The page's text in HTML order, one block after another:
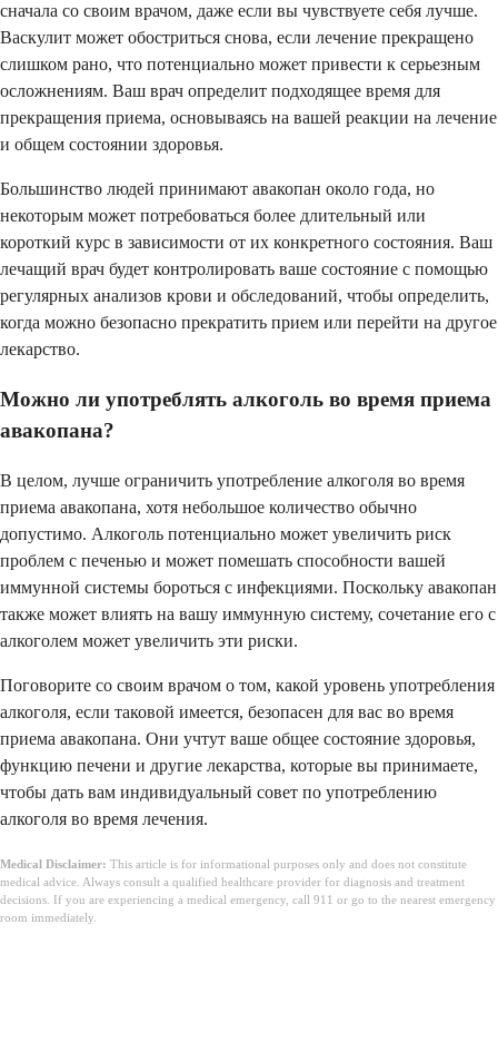
сначала со своим врачом, даже если вы чувствуете себя лучше.
Васкулит может обостриться снова, если лечение прекращено
слишком рано, что потенциально может привести к серьезным
осложнениям. Ваш врач определит подходящее время для
прекращения приема, основываясь на вашей реакции на лечение
и общем состоянии здоровья.
Большинство людей принимают авакопан около года, но
некоторым может потребоваться более длительный или
короткий курс в зависимости от их конкретного состояния. Ваш
лечащий врач будет контролировать ваше состояние с помощью
регулярных анализов крови и обследований, чтобы определить,
когда можно безопасно прекратить прием или перейти на другое
лекарство.
Можно ли употреблять алкоголь во время приема
авакопана?
В целом, лучше ограничить употребление алкоголя во время
приема авакопана, хотя небольшое количество обычно
допустимо. Алкоголь потенциально может увеличить риск
проблем с печенью и может помешать способности вашей
иммунной системы бороться с инфекциями. Поскольку авакопан
также может влиять на вашу иммунную систему, сочетание его с
алкоголем может увеличить эти риски.
Поговорите со своим врачом о том, какой уровень употребления
алкоголя, если таковой имеется, безопасен для вас во время
приема авакопана. Они учтут ваше общее состояние здоровья,
функцию печени и другие лекарства, которые вы принимаете,
чтобы дать вам индивидуальный совет по употреблению
алкоголя во время лечения.
Medical Disclaimer: This article is for informational purposes only and does not constitute
medical advice. Always consult a qualified healthcare provider for diagnosis and treatment
decisions. If you are experiencing a medical emergency, call 911 or go to the nearest emergency
room immediately.